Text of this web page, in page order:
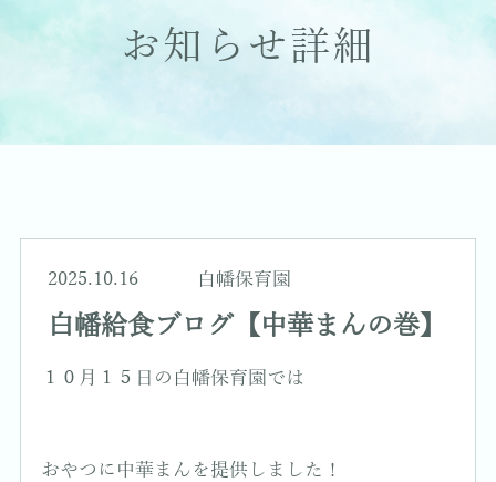
お知らせ詳細
2025.10.16 白幡保育園
白幡給食ブログ【中華まんの巻】
１０月１５日の白幡保育園では
おやつに中華まんを提供しました！